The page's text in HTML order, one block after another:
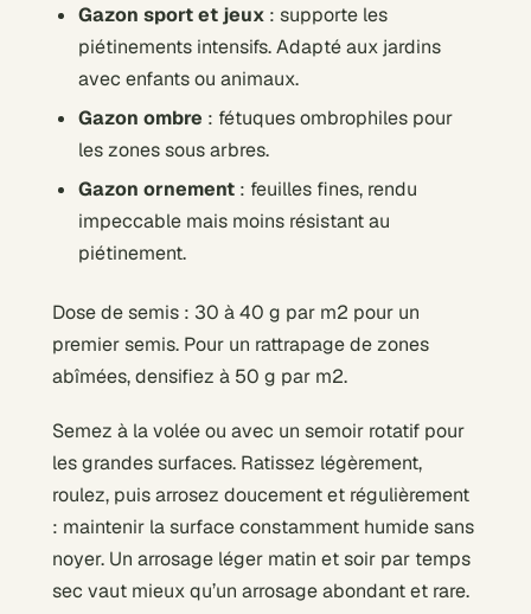
Gazon sport et jeux : supporte les
piétinements intensifs. Adapté aux jardins
avec enfants ou animaux.
Gazon ombre : fétuques ombrophiles pour
les zones sous arbres.
Gazon ornement : feuilles fines, rendu
impeccable mais moins résistant au
piétinement.
Dose de semis : 30 à 40 g par m2 pour un
premier semis. Pour un rattrapage de zones
abîmées, densifiez à 50 g par m2.
Semez à la volée ou avec un semoir rotatif pour
les grandes surfaces. Ratissez légèrement,
roulez, puis arrosez doucement et régulièrement
: maintenir la surface constamment humide sans
noyer. Un arrosage léger matin et soir par temps
sec vaut mieux qu’un arrosage abondant et rare.